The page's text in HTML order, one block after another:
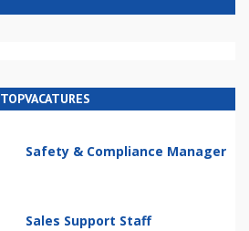
TOPVACATURES
Safety & Compliance Manager
Sales Support Staff